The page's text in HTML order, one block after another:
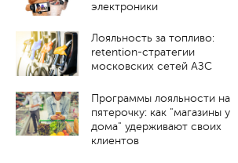
электроники
Лояльность за топливо:
retention-стратегии
московских сетей АЗС
Программы лояльности на
пятерочку: как "магазины у
дома" удерживают своих
клиентов